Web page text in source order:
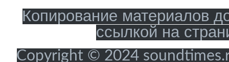
Копирование материалов
ссылкой на
Copyright © 2024